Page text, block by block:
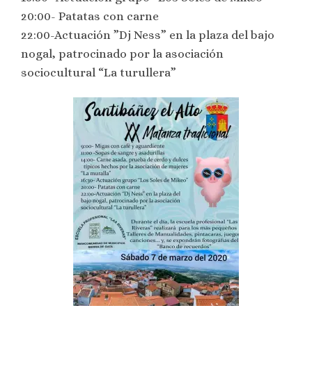
20:00- Patatas con carne
22:00-Actuación ”Dj Ness” en la plaza del bajo
nogal, patrocinado por la asociación
sociocultural “La turullera”